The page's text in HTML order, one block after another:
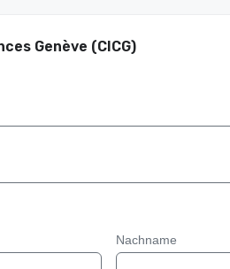
Genève (CICG)
Nachname